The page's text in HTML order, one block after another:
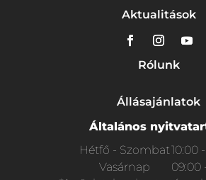
Aktualitások
Rólunk
Állásajánlatok
Általános
Hétfő - Szombat10:00
Vasárnap
09:00